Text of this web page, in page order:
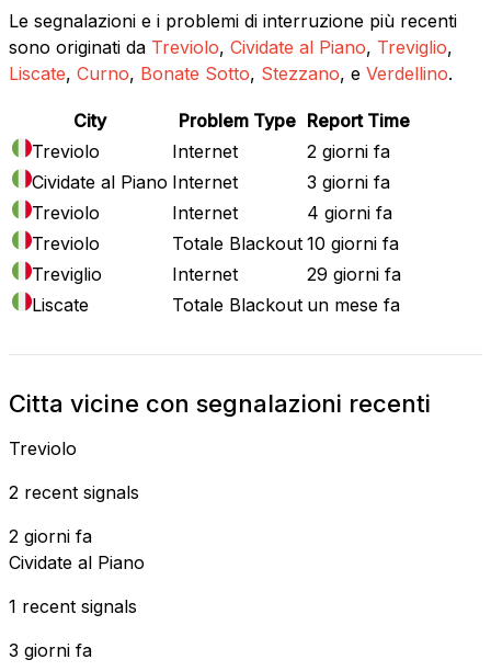
Le segnalazioni e i problemi di interruzione più recenti
sono originati da Treviolo, Cividate al Piano, Treviglio,
Liscate, Curno, Bonate Sotto, Stezzano, e Verdellino.
City Problem Type Report Time
Treviolo
Internet
2 giorni fa
Cividate al Piano Internet
3 giorni fa
Treviolo
Internet
4 giorni fa
Treviolo
Totale Blackout 10 giorni fa
Treviglio
Internet
29 giorni fa
Liscate
Totale Blackout un mese fa
Citta vicine con segnalazioni recenti
Treviolo
2 recent signals
2 giorni fa
Cividate al Piano
1 recent signals
3 giorni fa